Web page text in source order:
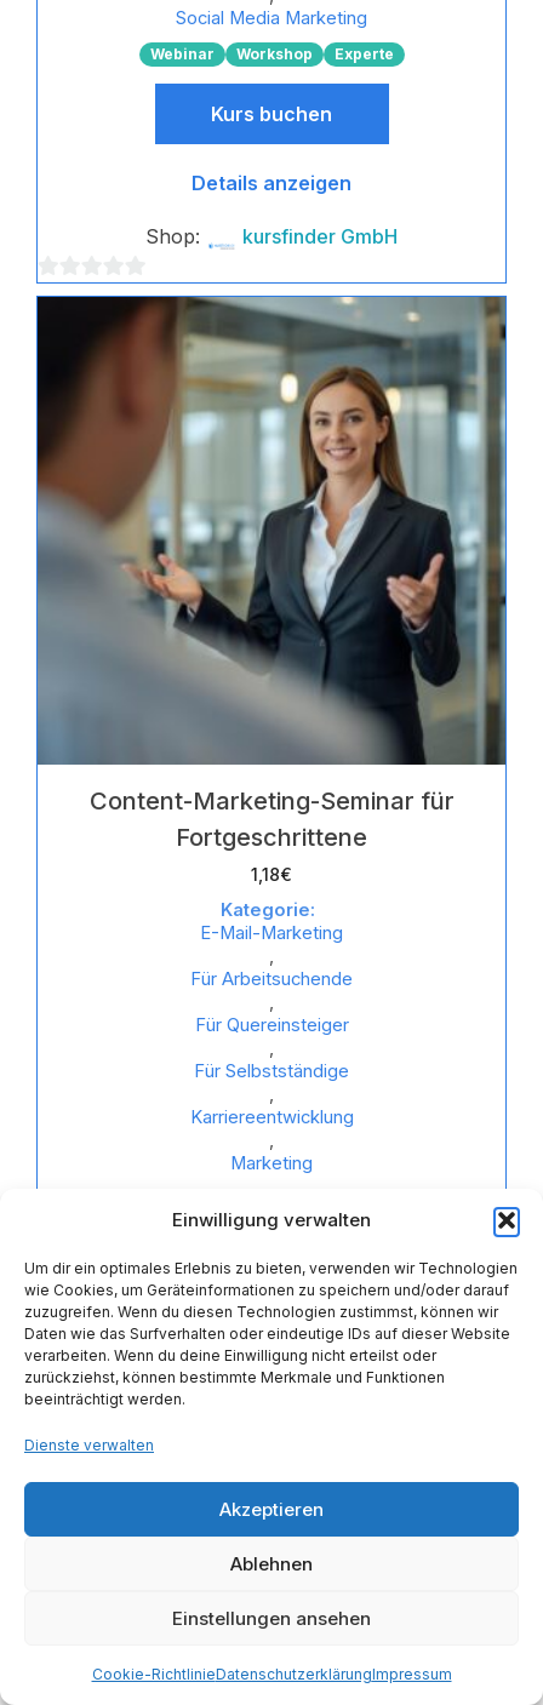
Einwilligung verwalten
Um dir ein optimales Erlebnis zu bieten, verwenden wir Technologien
wie Cookies, um Geräteinformationen zu speichern und/oder darauf
zuzugreifen. Wenn du diesen Technologien zustimmst, können wir
Daten wie das Surfverhalten oder eindeutige IDs auf dieser Website
verarbeiten. Wenn du deine Einwilligung nicht erteilst oder
zurückziehst, können bestimmte Merkmale und Funktionen
beeinträchtigt werden.
Dienste verwalten
Akzeptieren
Ablehnen
Einstellungen ansehen
Cookie-RichtlinieDatenschutzerklärungImpressum
Social Media Marketing
Webinar Workshop Experte
Kurs buchen
Details anzeigen
Shop: kursfinder GmbH
0
Content-Marketing-Seminar für
Fortgeschrittene
1,18€
Kategorie:
E-Mail-Marketing
,
Für Arbeitsuchende
,
Für Quereinsteiger
,
Für Selbstständige
,
Karriereentwicklung
,
Marketing
Projektmanagement
,
,
Social Media Marketing
Webinar Workshop Experte
kursfinder GmbH